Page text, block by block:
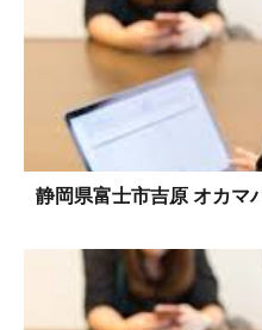
静岡県富士市吉原 オカマ